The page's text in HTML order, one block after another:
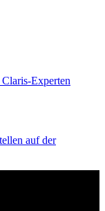
Experten
auf der